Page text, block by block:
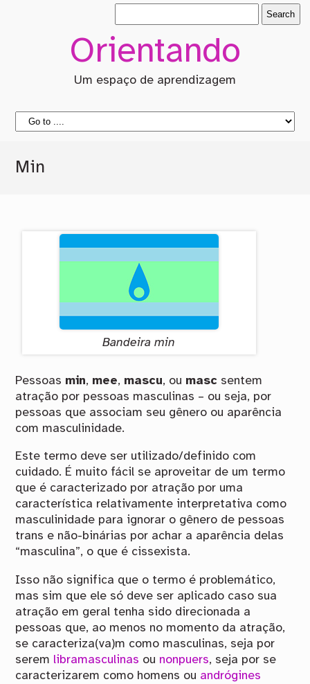
Orientando
Um espaço de aprendizagem
Min
Bandeira min
Pessoas min, mee, mascu, ou masc sentem
atração por pessoas masculinas – ou seja, por
pessoas que associam seu gênero ou aparência
com masculinidade.
Este termo deve ser utilizado/definido com
cuidado. É muito fácil se aproveitar de um termo
que é caracterizado por atração por uma
característica relativamente interpretativa como
masculinidade para ignorar o gênero de pessoas
trans e não-binárias por achar a aparência delas
“masculina”, o que é cissexista.
Isso não significa que o termo é problemático,
mas sim que ele só deve ser aplicado caso sua
atração em geral tenha sido direcionada a
pessoas que, ao menos no momento da atração,
se caracteriza(va)m como masculinas, seja por
serem libramasculinas ou nonpuers, seja por se
caracterizarem como homens ou andrógines